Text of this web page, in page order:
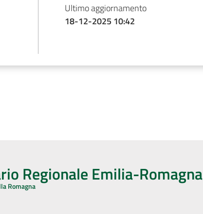
Ultimo aggiornamento
18-12-2025 10:42
Regionale Emilia-Romagna
Romagna